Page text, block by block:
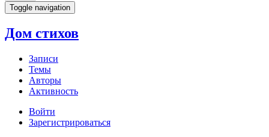
Toggle navigation
Дом стихов
Записи
Темы
Авторы
Активность
Войти
Зарегистрироваться